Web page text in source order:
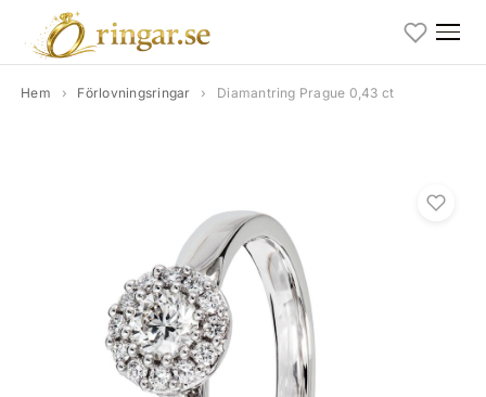
Hem › Förlovningsringar › Diamantring Prague 0,43 ct